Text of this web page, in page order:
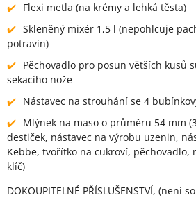
Flexi metla (na krémy a lehká těsta)
Skleněný mixér 1,5 l (nepohlcuje
potravin)
Pěchovadlo pro posun větších kusů
sekacího nože
Nástavec na strouhání se 4
Mlýnek na maso o průměru 54 mm
destiček, nástavec na výrobu uzenin,
Kebbe, tvořítko na cukroví, pěchovadlo,
klíč)
DOKOUPITELNÉ PŘÍSLUŠENSTVÍ, (není